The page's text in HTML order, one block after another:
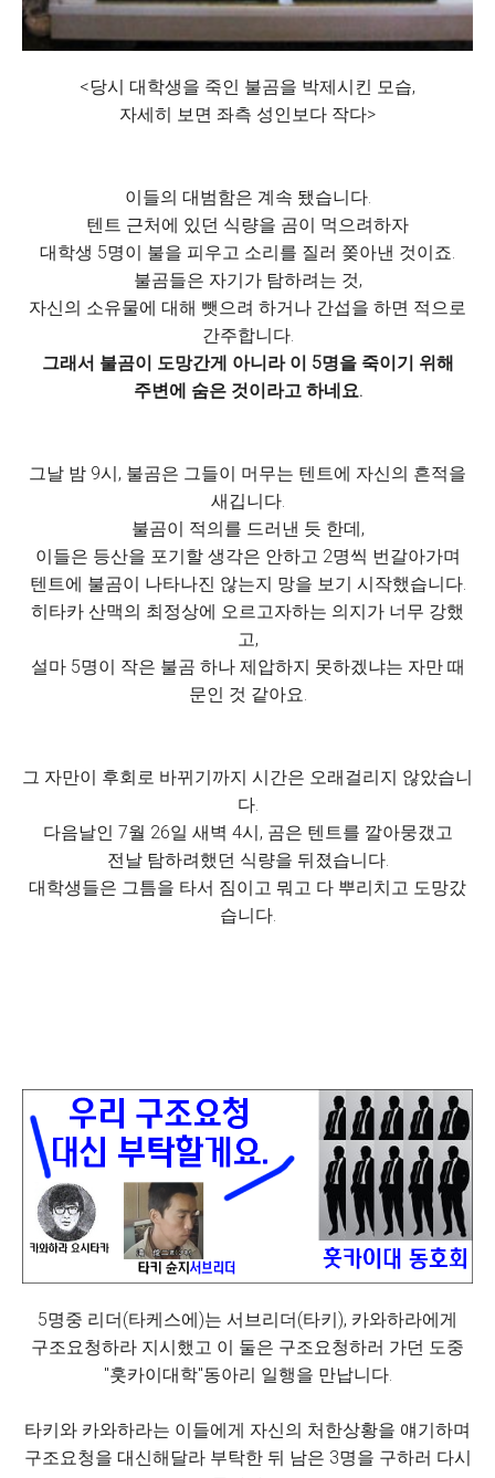
<당시 대학생을 죽인 불곰을 박제시킨 모습,
자세히 보면 좌측 성인보다 작다>
이들의 대범함은 계속 됐습니다.
텐트 근처에 있던 식량을 곰이 먹으려하자
대학생 5명이 불을 피우고 소리를 질러 쫒아낸 것이죠.
불곰들은 자기가 탐하려는 것,
자신의 소유물에 대해 뺏으려 하거나 간섭을 하면 적으로
간주합니다.
그래서 불곰이 도망간게 아니라 이 5명을 죽이기 위해
주변에 숨은 것이라고 하네요.
그날 밤 9시, 불곰은 그들이 머무는 텐트에 자신의 흔적을
새깁니다.
불곰이 적의를 드러낸 듯 한데,
이들은 등산을 포기할 생각은 안하고 2명씩 번갈아가며
텐트에 불곰이 나타나진 않는지 망을 보기 시작했습니다.
히타카 산맥의 최정상에 오르고자하는 의지가 너무 강했
고,
설마 5명이 작은 불곰 하나 제압하지 못하겠냐는 자만 때
문인 것 같아요.
그 자만이 후회로 바뀌기까지 시간은 오래걸리지 않았습니
다.
다음날인 7월 26일 새벽 4시, 곰은 텐트를 깔아뭉갰고
전날 탐하려했던 식량을 뒤졌습니다.
대학생들은 그틈을 타서 짐이고 뭐고 다 뿌리치고 도망갔
습니다.
5명중 리더(타케스에)는 서브리더(타키), 카와하라에게
구조요청하라 지시했고 이 둘은 구조요청하러 가던 도중
"훗카이대학"동아리 일행을 만납니다.
타키와 카와하라는 이들에게 자신의 처한상황을 얘기하며
구조요청을 대신해달라 부탁한 뒤 남은 3명을 구하러 다시